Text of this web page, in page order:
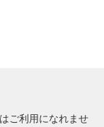
ご利用になれませ